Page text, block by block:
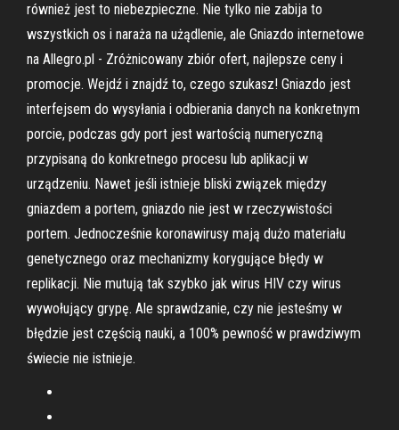
również jest to niebezpieczne. Nie tylko nie zabija to
wszystkich os i naraża na użądlenie, ale Gniazdo internetowe
na Allegro.pl - Zróżnicowany zbiór ofert, najlepsze ceny i
promocje. Wejdź i znajdź to, czego szukasz! Gniazdo jest
interfejsem do wysyłania i odbierania danych na konkretnym
porcie, podczas gdy port jest wartością numeryczną
przypisaną do konkretnego procesu lub aplikacji w
urządzeniu. Nawet jeśli istnieje bliski związek między
gniazdem a portem, gniazdo nie jest w rzeczywistości
portem. Jednocześnie koronawirusy mają dużo materiału
genetycznego oraz mechanizmy korygujące błędy w
replikacji. Nie mutują tak szybko jak wirus HIV czy wirus
wywołujący grypę. Ale sprawdzanie, czy nie jesteśmy w
błędzie jest częścią nauki, a 100% pewność w prawdziwym
świecie nie istnieje.